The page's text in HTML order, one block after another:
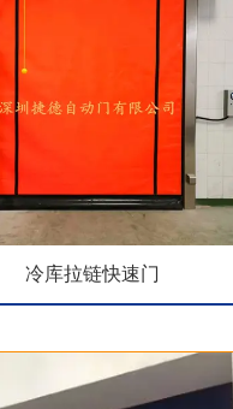
冷库拉链快速门